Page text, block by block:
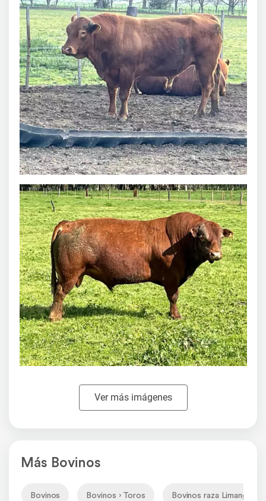
Ver más imágenes
Más Bovinos
Bovinos Bovinos › Toros Bovinos raza Limangus